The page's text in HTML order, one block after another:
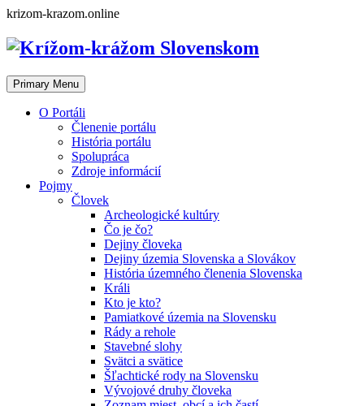
Skip
content
krizom-krazom.online
Primary Menu
O Portáli
Členenie portálu
História portálu
Spolupráca
Zdroje informácií
Pojmy
Človek
Archeologické kultúry
Čo je čo?
Dejiny človeka
Dejiny územia Slovenska a Slovákov
História územného členenia Slovenska
Králi
Kto je kto?
Pamiatkové územia na Slovensku
Rády a rehole
Stavebné slohy
Svätci a svätice
Šľachtické rody na Slovensku
Vývojové druhy človeka